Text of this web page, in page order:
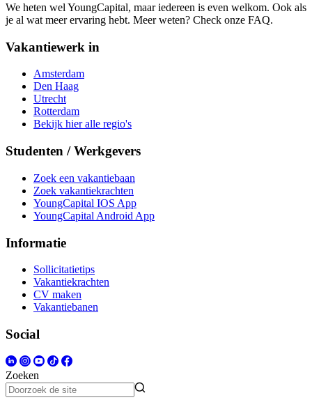
We heten wel YoungCapital, maar iedereen is even welkom. Ook als
je al wat meer ervaring hebt. Meer weten? Check onze FAQ.
Vakantiewerk in
Amsterdam
Den Haag
Utrecht
Rotterdam
Bekijk hier alle regio's
Studenten / Werkgevers
Zoek een vakantiebaan
Zoek vakantiekrachten
YoungCapital IOS App
YoungCapital Android App
Informatie
Sollicitatietips
Vakantiekrachten
CV maken
Vakantiebanen
Social
Zoeken